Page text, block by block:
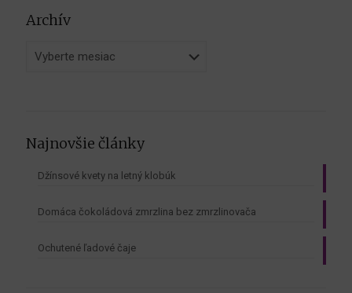
Archív
Najnovšie články
Džínsové kvety na letný klobúk
Domáca čokoládová zmrzlina bez zmrzlinovača
Ochutené ľadové čaje